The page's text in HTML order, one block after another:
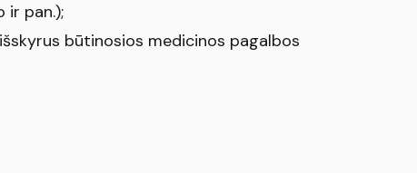
ir pan.);
būtinosios medicinos pagalbos